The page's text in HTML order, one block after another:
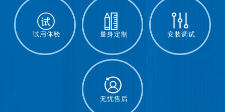
试用体验 量身定制 安装调试
无忧售后